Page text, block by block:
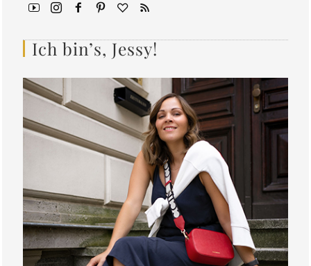
Ich bin’s, Jessy!